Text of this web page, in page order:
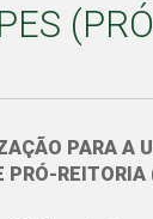
PARA A
PRÓ-